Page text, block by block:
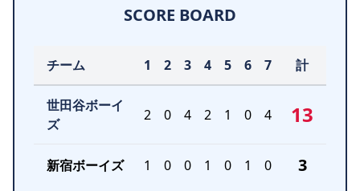
SCORE BOARD
チーム 1 2 3 4 5 6 7 計
世田谷ボーイ
ズ
2 0 4 2 1 0 4 13
新宿ボーイズ 1 0 0 1 0 1 0 3